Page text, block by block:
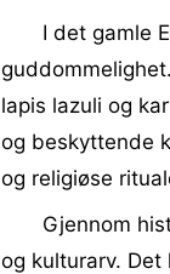
I det gamle
lapis lazuli og
og beskyttende
og religiøse
Gjennom
og kulturarv.